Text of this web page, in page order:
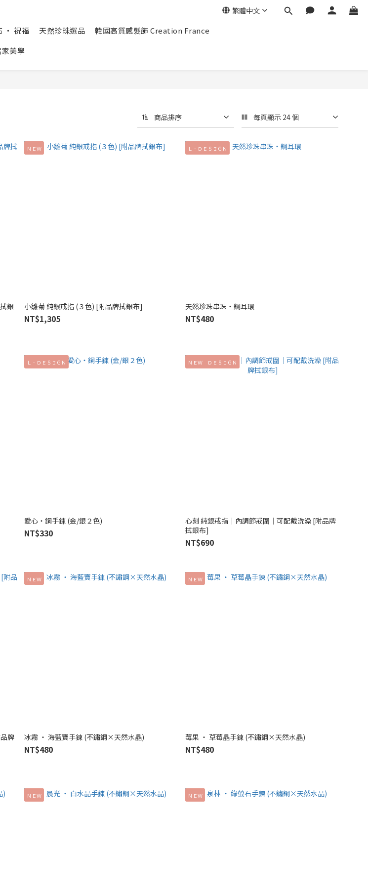
繁體中文
‧ 祝福 天然珍珠選品
韓國高質感髮飾 Creation France
美學
商品排序 每頁顯示 24 個
銀
ＮＥＷ
小雛菊 純銀戒指 (３色) [附品牌拭銀布]
NT$1,305
Ｌ．ＤＥＳＩＧＮ
天然珍珠串珠‧鋼耳環
NT$480
Ｌ．ＤＥＳＩＧＮ
愛心‧鋼手鍊 (金/銀２色)
NT$330
ＮＥＷ ＤＥＳＩＧＮ
心刻 純銀戒指│內調節戒圍│可配戴洗澡 [附品牌
拭銀布]
NT$690
牌
ＮＥＷ
冰霧 ‧ 海藍寶手鍊 (不鏽鋼×天然水晶)
NT$480
ＮＥＷ
莓果 ‧ 草莓晶手鍊 (不鏽鋼×天然水晶)
NT$480
ＮＥＷ ＮＥＷ